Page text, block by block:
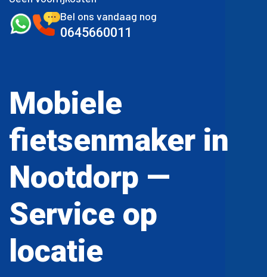
Bel ons vandaag nog
0645660011
Mobiele
fietsenmaker in
Nootdorp —
Service op
locatie